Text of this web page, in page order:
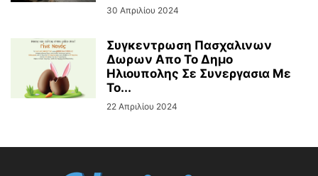
30 Απριλίου 2024
Συγκεντρωση Πασχαλινων
Δωρων Απο Το Δημο
Ηλιουπολης Σε Συνεργασια Με
Το...
22 Απριλίου 2024